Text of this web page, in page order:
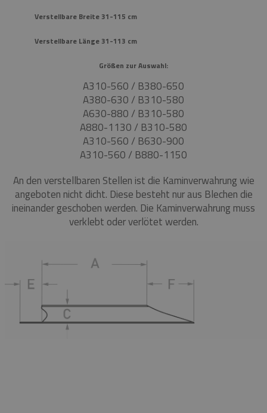
Verstellbare Breite 31-115 cm
Verstellbare Länge 31-113 cm
Größen zur Auswahl:
A310-560 / B380-650
A380-630 / B310-580
A630-880 / B310-580
A880-1130 / B310-580
A310-560 / B630-900
A310-560 / B880-1150
An den verstellbaren Stellen ist die Kaminverwahrung wie
angeboten nicht dicht. Diese besteht nur aus Blechen die
ineinander geschoben werden. Die Kaminverwahrung muss
verklebt oder verlötet werden.